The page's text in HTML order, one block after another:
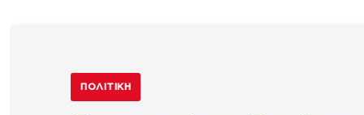
ΠΟΛΙΤΙΚΉ